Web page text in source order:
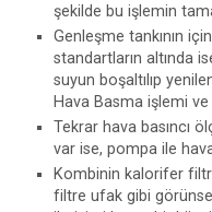
şekilde bu işlemin
Genleşme tankının
standartların altında
suyun boşaltılıp
Hava Basma işlemi
Tekrar hava basıncı
var ise, pompa ile
Kombinin kalorifer
filtre ufak gibi